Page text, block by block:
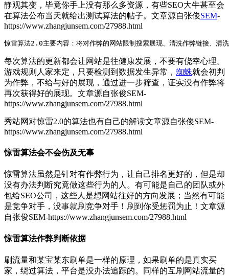
静观其变，毕竟你手上没有那么多资源，有些SEO大牛甚至会
在算法公布当天就给出测试算法的帖子。 文章源自张俊SEM-
https://www.zhangjunsem.com/27988.html
惊雷算法2.0主要内容：将对作弊的网站限制搜索展现、清洗作弊链接、清
每次算法的更新都会让网站是往健康发展，不要有侥幸心理。
游戏规则人家来定，只要检测到数据发生异常， 蜘蛛就会初判
为作弊，不给与好的展现，通过进一步筛查，证实没有作弊将
再次获得好的展现。 文章源自张俊SEM-
https://www.zhangjunsem.com/27988.html
秀站网对惊雷2.0的算法也有自己的解读文章源自张俊SEM-
https://www.zhangjunsem.com/27988.html
惊雷算法会不会伤及无辜
惊雷算法虽然是针对有作弊行为，让自己排名更好的，但是却
没有办法判断究竟做这些行为的人。有可能是自己的团队或外
包给SEO公司，这些人是想网站往好的方向发展；当然有可能
是竞争对手，没事就刷竞争对手！刷到你受惩罚为止！ 文章源
自张俊SEM-https://www.zhangjunsem.com/27988.html
惊雷算法作弊判断依据
刷流量和某宝某东刷单是一样的原理，如果刷单的是真实买
家，绕过算法，平台是没办法追踪的。同样的互刷网站流量的